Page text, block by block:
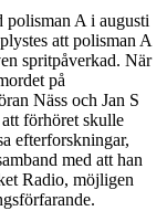
polisman A i augusti
att polisman A
spritpåverkad. När
på
Näss och Jan S
förhöret skulle
efterforskningar,
med att han
Radio, möjligen